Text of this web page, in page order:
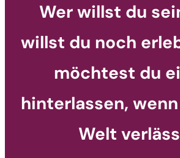
Wer willst du
willst du noch
möchtest du
hinterlassen,
Welt